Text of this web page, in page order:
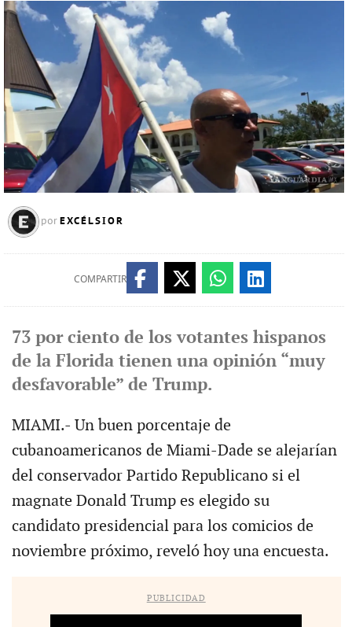
por EXCÉLSIOR
COMPARTIR
73 por ciento de los votantes hispanos
de la Florida tienen una opinión “muy
desfavorable” de Trump.
MIAMI.- Un buen porcentaje de
cubanoamericanos de Miami-Dade se alejarían
del conservador Partido Republicano si el
magnate Donald Trump es elegido su
candidato presidencial para los comicios de
noviembre próximo, reveló hoy una encuesta.
PUBLICIDAD